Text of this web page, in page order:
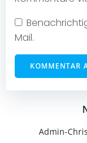
Mail.
Admin-